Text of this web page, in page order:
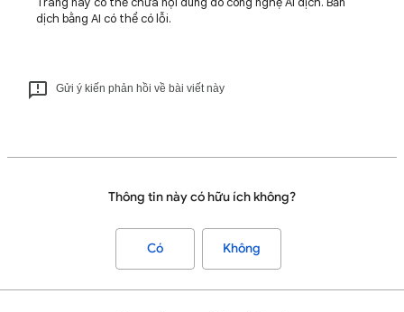
dịch bằng AI có thể có lỗi.
Gửi ý kiến phản hồi về bài viết này
Thông tin này có hữu ích không?
Có Không